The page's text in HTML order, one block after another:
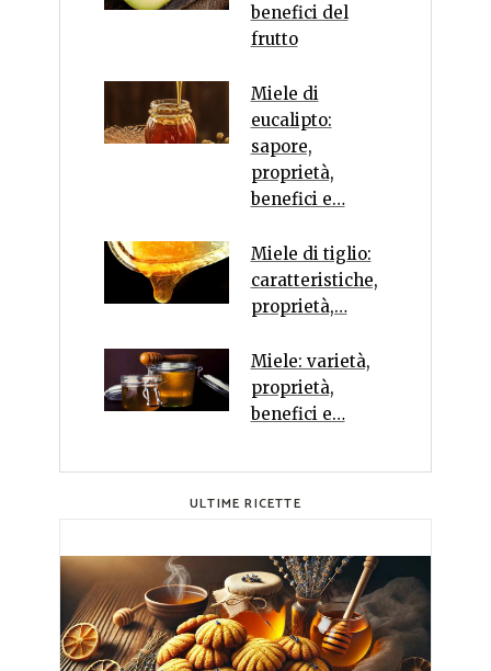
benefici del
frutto
Miele di
eucalipto:
sapore,
proprietà,
benefici e…
Miele di tiglio:
caratteristiche,
proprietà,…
Miele: varietà,
proprietà,
benefici e…
ULTIME RICETTE